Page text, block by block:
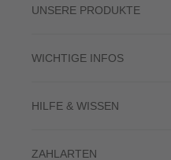
UNSERE PRODUKTE
WICHTIGE INFOS
HILFE & WISSEN
ZAHLARTEN